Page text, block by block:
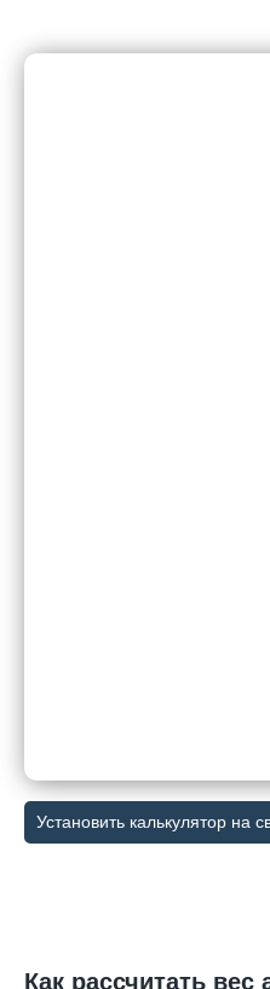
Установить калькулятор на
Как рассчитать вес